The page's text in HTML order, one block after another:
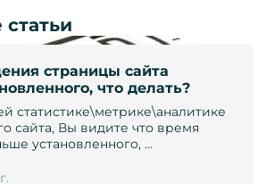
страницы сайта
что делать?
статистике\метрике\аналитике
сайта, Вы видите что время
установленного, …